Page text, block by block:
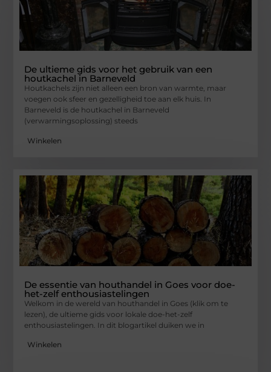
De ultieme gids voor het gebruik van een
houtkachel in Barneveld
Houtkachels zijn niet alleen een bron van warmte, maar
voegen ook sfeer en gezelligheid toe aan elk huis. In
Barneveld is de houtkachel in Barneveld
(verwarmingsoplossing) steeds
Winkelen
De essentie van houthandel in Goes voor doe-
het-zelf enthousiastelingen
Welkom in de wereld van houthandel in Goes (klik om te
lezen), de ultieme gids voor lokale doe-het-zelf
enthousiastelingen. In dit blogartikel duiken we in
Winkelen